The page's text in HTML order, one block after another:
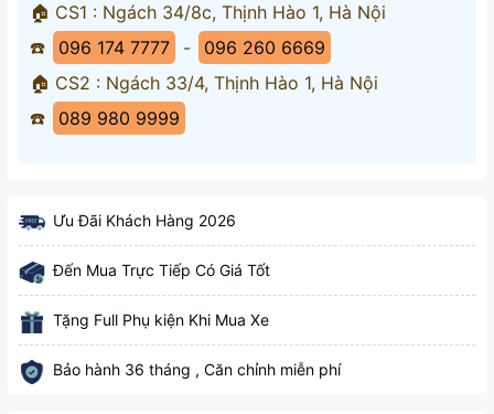
🏠 CS1 : Ngách 34/8c, Thịnh Hào 1, Hà Nội
☎️
096 174 7777 -
096 260 6669
🏠 CS2 : Ngách 33/4, Thịnh Hào 1, Hà Nội
☎️
089 980 9999
Ưu Đãi Khách Hàng 2026
Đến Mua Trực Tiếp Có Giá Tốt
Tặng Full Phụ kiện Khi Mua Xe
Bảo hành 36 tháng , Căn chỉnh miễn phí